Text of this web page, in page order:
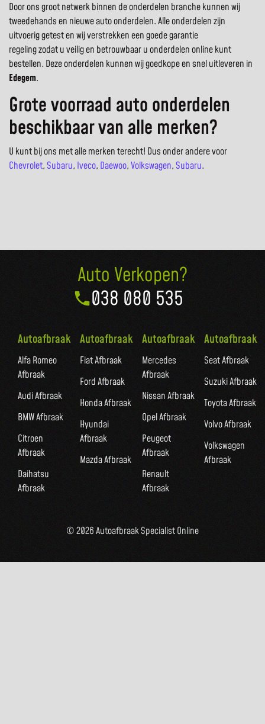
Door ons groot netwerk binnen de onderdelen branche kunnen wij
tweedehands en nieuwe auto onderdelen. Alle onderdelen zijn
uitvoerig getest en wij verstrekken een goede garantie
regeling zodat u veilig en betrouwbaar u onderdelen online kunt
bestellen. Deze onderdelen kunnen wij goedkope en snel uitleveren in
Edegem.
Grote voorraad auto onderdelen
beschikbaar van alle merken?
U kunt bij ons met alle merken terecht! Dus onder andere voor
Chevrolet, Subaru, Iveco, Daewoo,Volkswagen, Subaru.
Auto Verkopen?
038 080 535
Autoafbraak
Alfa Romeo
Afbraak
Audi Afbraak
BMW Afbraak
Citroen
Afbraak
Daihatsu
Afbraak
Autoafbraak
Fiat Afbraak
Ford Afbraak
Honda Afbraak
Hyundai
Afbraak
Mazda Afbraak
Autoafbraak
Mercedes
Afbraak
Nissan Afbraak
Opel Afbraak
Peugeot
Afbraak
Renault
Afbraak
Autoafbraak
Seat Afbraak
Suzuki Afbraak
Toyota Afbraak
Volvo Afbraak
Volkswagen
Afbraak
© 2026 Autoafbraak Specialist Online